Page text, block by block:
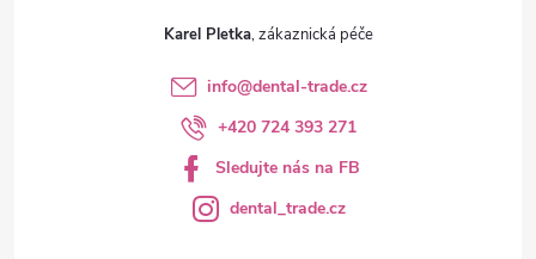
Karel Pletka
info@dental-trade.cz
+420 724 393 271
Sledujte nás na FB
dental_trade.cz